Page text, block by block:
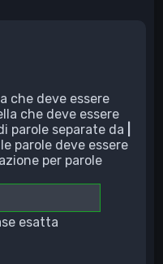
che deve essere
che deve essere
parole separate da
parole deve essere
per parole
esatta